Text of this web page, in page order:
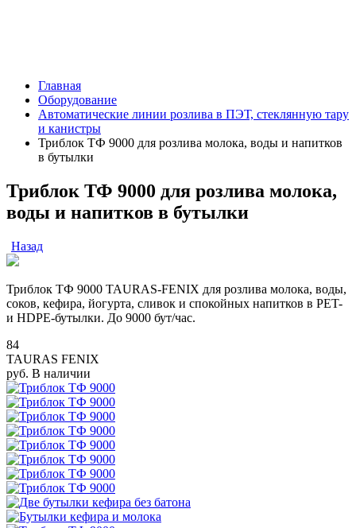
Главная
Оборудование
Автоматические линии розлива в ПЭТ, стеклянную тару
и канистры
Триблок ТФ 9000 для розлива молока, воды и напитков
в бутылки
Триблок ТФ 9000 для розлива молока,
воды и напитков в бутылки
Назад
Триблок ТФ 9000 TAURAS-FENIX для розлива молока, воды,
соков, кефира, йогурта, сливок и спокойных напитков в PET-
и HDPE-бутылки. До 9000 бут/час.
84
TAURAS FENIX
руб. В наличии